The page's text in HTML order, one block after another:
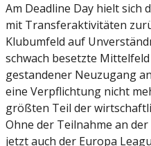
Am Deadline Day hielt sich
mit Transferaktivitäten
Klubumfeld auf
schwach besetzte
gestandener Neuzugang
eine Verpflichtung nicht
größten Teil der
Ohne der Teilnahme an
jetzt auch der Europa